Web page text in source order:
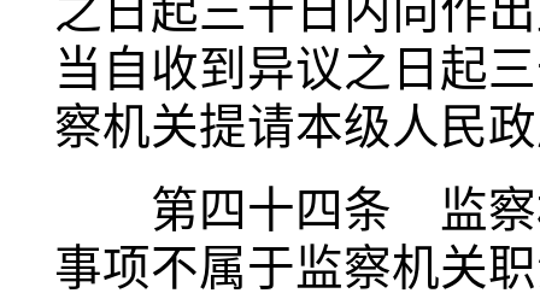
之日起三十日内向作
当自收到异议之日起
察机关提请本级人民
第四十四条 监察机
事项不属于监察机关